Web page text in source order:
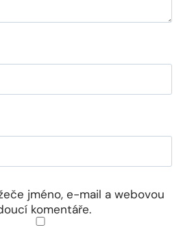
jméno, e-mail a webovou
komentáře.